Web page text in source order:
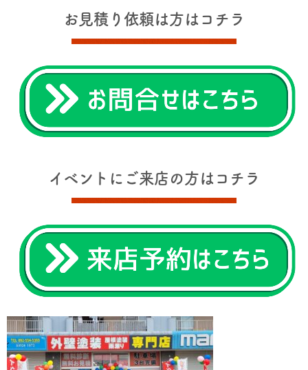
お見積り依頼は方はコチラ
イベントにご来店の方はコチラ